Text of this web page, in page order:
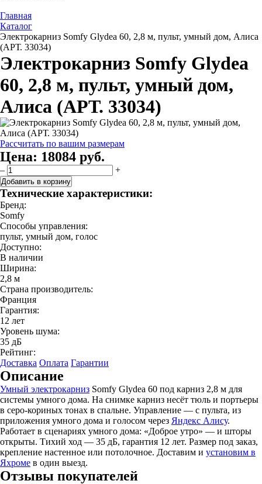
Главная
Каталог
Электрокарниз Somfy Glydea 60, 2,8 м, пульт, умный дом, Алиса
(АРТ. 33034)
Электрокарниз Somfy Glydea
60, 2,8 м, пульт, умный дом,
Алиса (АРТ. 33034)
Рассчитать по вашим размерам
Цена: 18084 руб.
– +
Добавить в корзину
Технические характеристики:
Бренд:
Somfy
Способы управления:
пульт, умный дом, голос
Доступно:
В наличии
Ширина:
2,8 м
Страна производитель:
Франция
Гарантия:
12 лет
Уровень шума:
35 дБ
Рейтинг:
Доставка Оплата Гарантии
Описание
Умный электрокарниз Somfy Glydea 60 под карниз 2,8 м для
системы умного дома. На снимке карниз несёт тюль и портьеры
в серо-кориных тонах в спальне. Управление — с пульта, из
приложения умного дома и голосом через Яндекс Алису.
Работает в сценариях умного дома: «Доброе утро» — и шторы
открыты. Тихий ход — 35 дБ, гарантия 12 лет. Размер под заказ,
крепление настенное или потолочное. Доставим и установим в
Яхроме в один выезд.
Отзывы покупателей